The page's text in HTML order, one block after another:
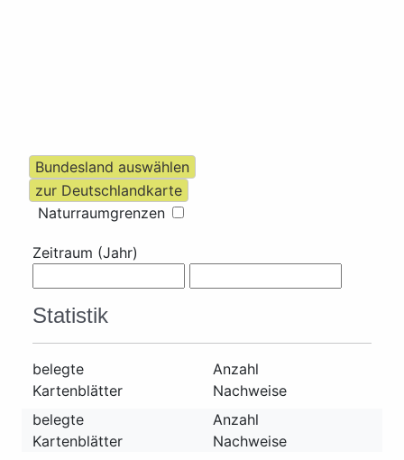
Naturraumgrenzen
Zeitraum (Jahr)
Statistik
belegte
Kartenblätter
Anzahl
Nachweise
belegte
Kartenblätter
Anzahl
Nachweise